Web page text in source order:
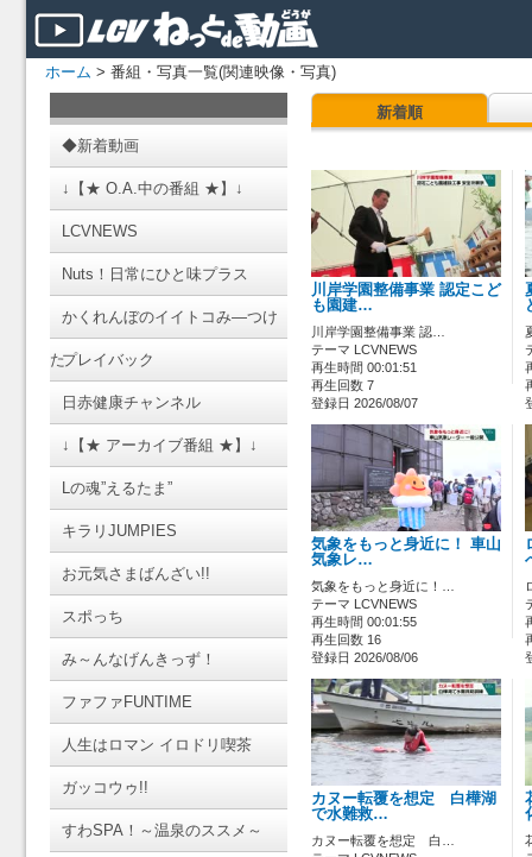
ホーム > 番組・写真一覧(関連映像・写真)
◆新着動画
↓【★ O.A.中の番組 ★】↓
LCVNEWS
Nuts！日常にひと味プラス
かくれんぼのイイトコみ―つけ
たプレイバック
日赤健康チャンネル
↓【★ アーカイブ番組 ★】↓
Lの魂”えるたま”
キラリJUMPIES
お元気さまばんざい!!
スポっち
み～んなげんきっず！
ファファFUNTIME
人生はロマン イロドリ喫茶
ガッコウゥ!!
すわSPA！～温泉のススメ～
新着順
川岸学園整備事業 認定こど
も園建…
川岸学園整備事業 認…
テーマ LCVNEWS
再生時間 00:01:51
再生回数 7
登録日 2026/08/07
気象をもっと身近に！ 車山
気象レ…
気象をもっと身近に！…
テーマ LCVNEWS
再生時間 00:01:55
再生回数 16
登録日 2026/08/06
カヌー転覆を想定 白樺湖
で水難救…
カヌー転覆を想定 白…